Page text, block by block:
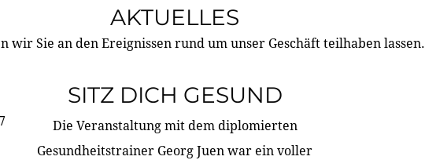
AKTUELLES
wir Sie an den Ereignissen rund um unser Geschäft teilhaben lassen.
SITZ DICH GESUND
Die Veranstaltung mit dem diplomierten
Gesundheitstrainer Georg Juen war ein voller